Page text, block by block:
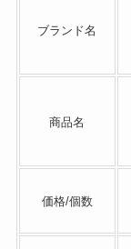
ブランド名
商品名
価格/個数